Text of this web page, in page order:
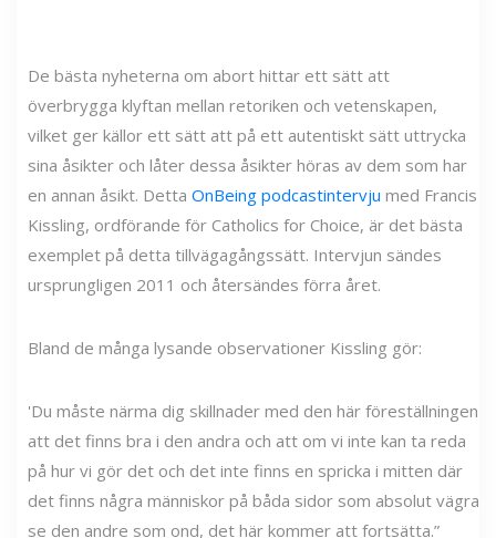
De bästa nyheterna om abort hittar ett sätt att
överbrygga klyftan mellan retoriken och vetenskapen,
vilket ger källor ett sätt att på ett autentiskt sätt uttrycka
sina åsikter och låter dessa åsikter höras av dem som har
en annan åsikt. Detta OnBeing podcastintervju med Francis
Kissling, ordförande för Catholics for Choice, är det bästa
exemplet på detta tillvägagångssätt. Intervjun sändes
ursprungligen 2011 och återsändes förra året.
Bland de många lysande observationer Kissling gör:
'Du måste närma dig skillnader med den här föreställningen
att det finns bra i den andra och att om vi inte kan ta reda
på hur vi gör det och det inte finns en spricka i mitten där
det finns några människor på båda sidor som absolut vägra
se den andre som ond, det här kommer att fortsätta.”